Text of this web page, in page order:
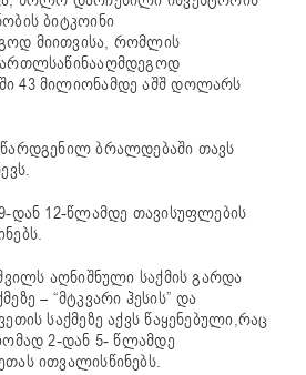
ბიტკოინი
მიითვისა, რომლის
43 მილიონამდე აშშ დოლარს
ბრალდებაში თავს
დან 12-წლამდე თავისუფლების
აღნიშნული საქმის გარდა
– “მტკვარი ჰესის” და
საქმეზე აქვს წაყენებული,რაც
2-დან 5- წლამდე
ითვალისწინებს.